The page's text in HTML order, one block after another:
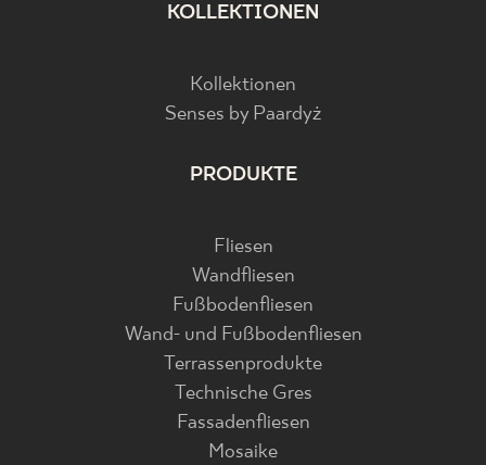
KOLLEKTIONEN
Kollektionen
Senses by Paardyż
PRODUKTE
Fliesen
Wandfliesen
Fußbodenfliesen
Wand- und Fußbodenfliesen
Terrassenprodukte
Technische Gres
Fassadenfliesen
Mosaike